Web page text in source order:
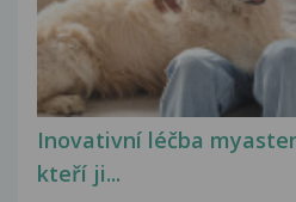
Inovativní léčba
kteří ji...